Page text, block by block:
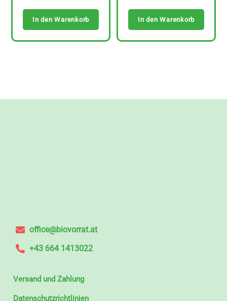
In den Warenkorb In den Warenkorb
office@biovorrat.at
+43 664 1413022
Versand und Zahlung
Datenschutzrichtlinien